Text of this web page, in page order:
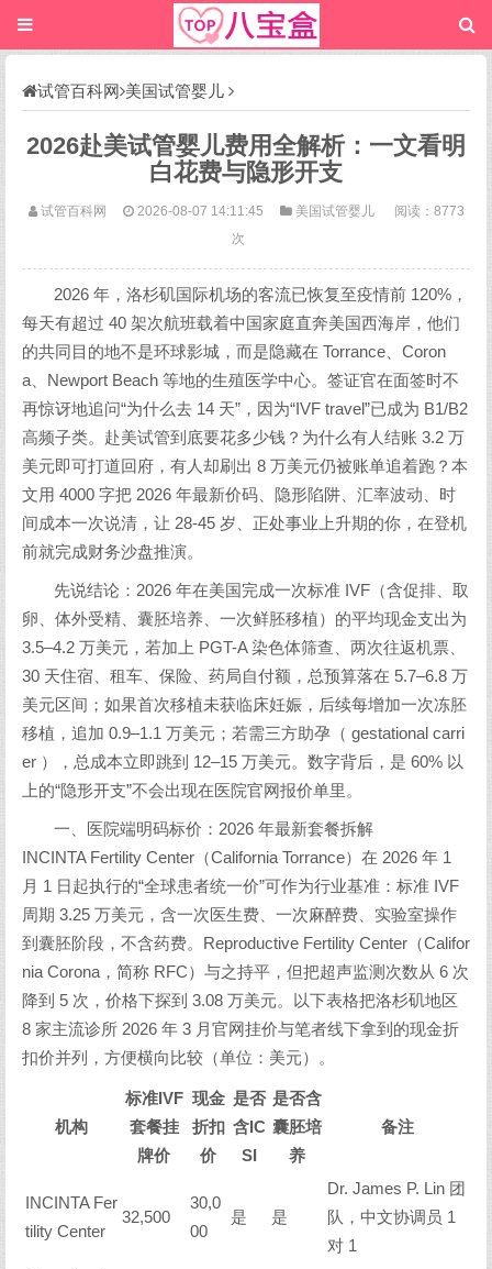
试管百科网 美国试管婴儿
2026赴美试管婴儿费用全解析：一文看明
白花费与隐形开支
试管百科网 2026-08-07 14:11:45 美国试管婴儿
阅读：8773
次
2026 年，洛杉矶国际机场的客流已恢复至疫情前 120%，
每天有超过 40 架次航班载着中国家庭直奔美国西海岸，他们
的共同目的地不是环球影城，而是隐藏在 Torrance、Coron
a、Newport Beach 等地的生殖医学中心。签证官在面签时不
再惊讶地追问“为什么去 14 天”，因为“IVF travel”已成为 B1/B2
高频子类。赴美试管到底要花多少钱？为什么有人结账 3.2 万
美元即可打道回府，有人却刷出 8 万美元仍被账单追着跑？本
文用 4000 字把 2026 年最新价码、隐形陷阱、汇率波动、时
间成本一次说清，让 28-45 岁、正处事业上升期的你，在登机
前就完成财务沙盘推演。
先说结论：2026 年在美国完成一次标准 IVF（含促排、取
卵、体外受精、囊胚培养、一次鲜胚移植）的平均现金支出为
3.5–4.2 万美元，若加上 PGT-A 染色体筛查、两次往返机票、
30 天住宿、租车、保险、药局自付额，总预算落在 5.7–6.8 万
美元区间；如果首次移植未获临床妊娠，后续每增加一次冻胚
移植，追加 0.9–1.1 万美元；若需三方助孕（ gestational carri
er ），总成本立即跳到 12–15 万美元。数字背后，是 60% 以
上的“隐形开支”不会出现在医院官网报价单里。
一、医院端明码标价：2026 年最新套餐拆解
INCINTA Fertility Center（California Torrance）在 2026 年 1
月 1 日起执行的“全球患者统一价”可作为行业基准：标准 IVF
周期 3.25 万美元，含一次医生费、一次麻醉费、实验室操作
到囊胚阶段，不含药费。Reproductive Fertility Center（Califor
nia Corona，简称 RFC）与之持平，但把超声监测次数从 6 次
降到 5 次，价格下探到 3.08 万美元。以下表格把洛杉矶地区
8 家主流诊所 2026 年 3 月官网挂价与笔者线下拿到的现金折
扣价并列，方便横向比较（单位：美元）。
机构
标准IVF
套餐挂
牌价
现金
折扣
价
是否
含IC
SI
是否含
囊胚培
养
备注
INCINTA Fer
tility Center
32,500
30,0
00
是 是
Dr. James P. Lin 团
队，中文协调员 1
对 1